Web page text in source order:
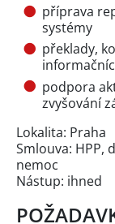
příprava
systémy
překlady,
podpora
zvyšování
Lokalita: Praha
Smlouva: HPP,
nemoc
Nástup: ihned